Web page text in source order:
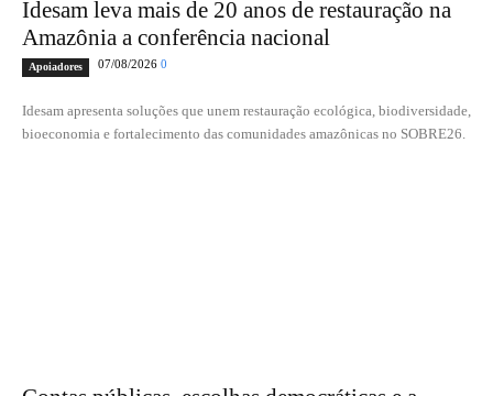
Idesam leva mais de 20 anos de restauração na
Amazônia a conferência nacional
Apoiadores 07/08/2026 0
Idesam apresenta soluções que unem restauração ecológica, biodiversidade,
bioeconomia e fortalecimento das comunidades amazônicas no SOBRE26.